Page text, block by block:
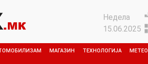
Недела
15.06.2025
МАГАЗИН ТЕХНОЛОГИЈА МЕТЕО